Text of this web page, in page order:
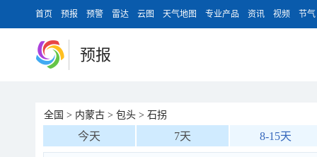
首页 预报 预警 雷达 云图 天气地图 专业产品 资讯 视频 节气
预报
全国 > 内蒙古 > 包头 > 石拐
今天 7天 8-15天